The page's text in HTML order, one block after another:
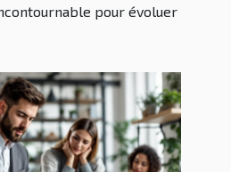
pour évoluer